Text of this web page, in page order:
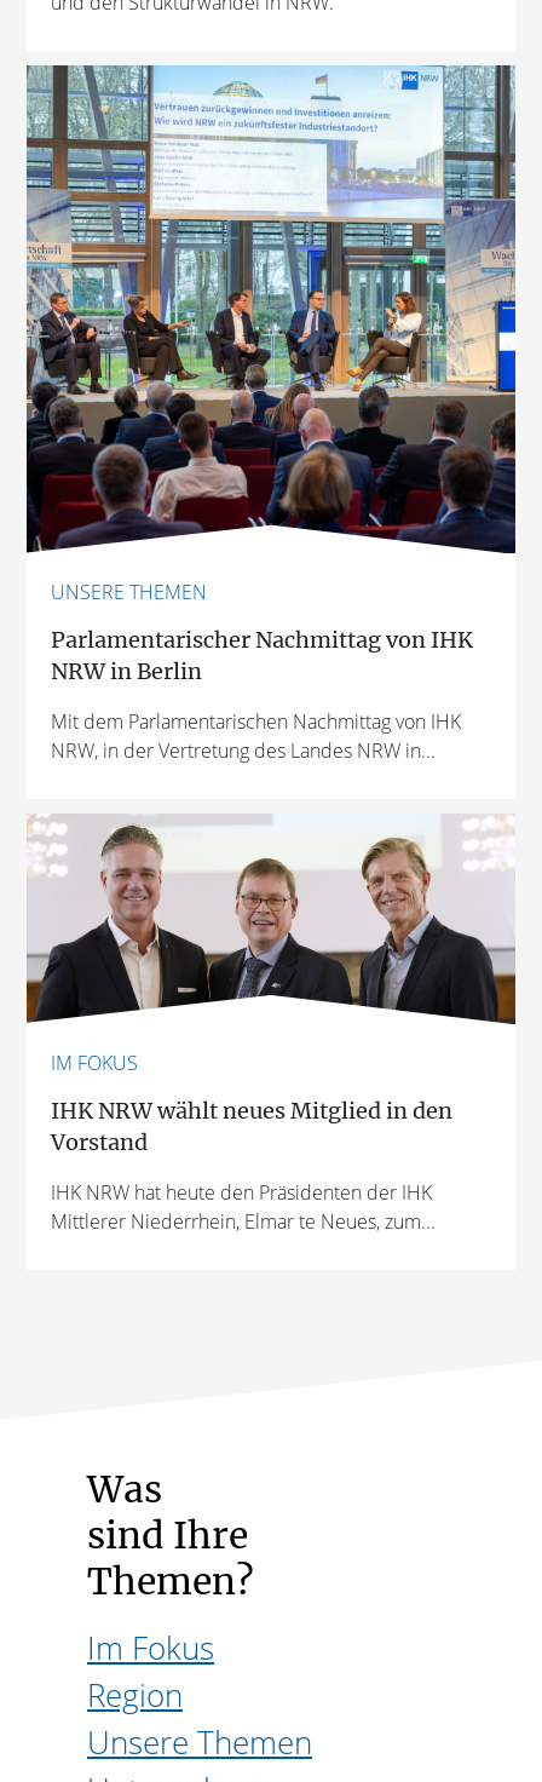
UNSERE THEMEN
Parlamentarischer Nachmittag von IHK
NRW in Berlin
Mit dem Parlamentarischen Nachmittag von IHK
NRW, in der Vertretung des Landes NRW in...
IM FOKUS
IHK NRW wählt neues Mitglied in den
Vorstand
IHK NRW hat heute den Präsidenten der IHK
Mittlerer Niederrhein, Elmar te Neues, zum...
Was
sind Ihre
Themen?
Im Fokus
Region
Unsere Themen